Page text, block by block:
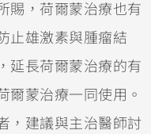
賜，荷爾蒙治療也有
止雄激素與腫瘤結
延長荷爾蒙治療的有
爾蒙治療一同使用。
，建議與主治醫師討